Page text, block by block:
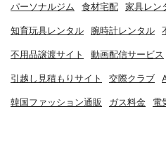
パーソナルジム 食材宅配 家具レン
知育玩具レンタル 腕時計レンタル
不用品譲渡サイト 動画配信サービス
引越し見積もりサイト 交際クラブ
韓国ファッション通販 ガス料金 電